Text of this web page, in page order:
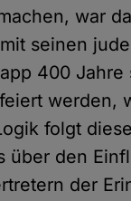
war
seinen
400 Jahre
werden,
folgt
über den
der